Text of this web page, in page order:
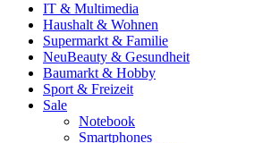
IT & Multimedia
Haushalt & Wohnen
Supermarkt & Familie
NeuBeauty & Gesundheit
Baumarkt & Hobby
Sport & Freizeit
Sale
Notebook
Smartphones